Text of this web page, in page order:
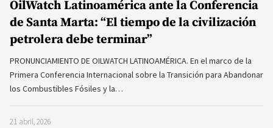
OilWatch Latinoamérica ante la Conferencia
de Santa Marta: “El tiempo de la civilización
petrolera debe terminar”
PRONUNCIAMIENTO DE OILWATCH LATINOAMÉRICA. En el marco de la
Primera Conferencia Internacional sobre la Transición para Abandonar
los Combustibles Fósiles y la…
21 abril, 2026